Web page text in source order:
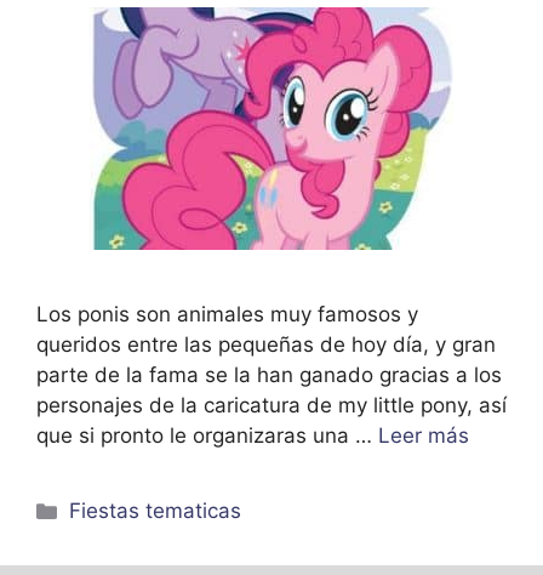
Los ponis son animales muy famosos y
queridos entre las pequeñas de hoy día, y gran
parte de la fama se la han ganado gracias a los
personajes de la caricatura de my little pony, así
que si pronto le organizaras una … Leer más
Categorías
Fiestas tematicas